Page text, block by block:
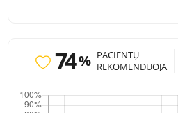
74 % PACIENTŲ
REKOMENDUOJA